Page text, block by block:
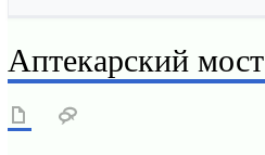
Аптекарский мост